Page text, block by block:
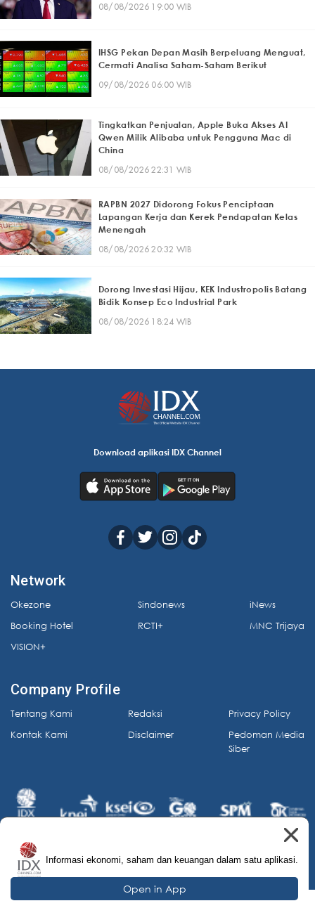
08/08/2026 19:00 WIB
IHSG Pekan Depan Masih Berpeluang Menguat,
Cermati Analisa Saham-Saham Berikut
09/08/2026 06:00 WIB
Tingkatkan Penjualan, Apple Buka Akses AI
Qwen Milik Alibaba untuk Pengguna Mac di
China
08/08/2026 22:31 WIB
RAPBN 2027 Didorong Fokus Penciptaan
Lapangan Kerja dan Kerek Pendapatan Kelas
Menengah
08/08/2026 20:32 WIB
Dorong Investasi Hijau, KEK Industropolis Batang
Bidik Konsep Eco Industrial Park
08/08/2026 18:24 WIB
Download aplikasi IDX Channel
Network
Okezone
Booking Hotel
VISION+
Sindonews
RCTI+
iNews
MNC Trijaya
Company Profile
Tentang Kami
Kontak Kami
Redaksi
Disclaimer
Privacy Policy
Pedoman Media
Siber
© 2026 IDX Channel. All Rights Reserved.
Informasi ekonomi, saham dan keuangan dalam satu aplikasi.
Open in App